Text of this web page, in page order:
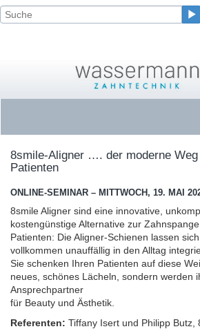
8smile-Aligner …. der moderne Weg
Patienten
ONLINE-SEMINAR – MITTWOCH, 19. MAI
8smile Aligner sind eine innovative,
kostengünstige Alternative zur
Patienten: Die Aligner-Schienen lassen
vollkommen unauffällig in den Alltag
Sie schenken Ihren Patienten auf diese
neues, schönes Lächeln, sondern werden
Ansprechpartner
für Beauty und Ästhetik.
Referenten: Tiffany Isert und Philipp Butz,